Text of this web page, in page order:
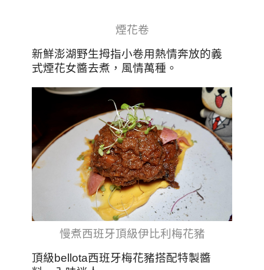
煙花卷
新鮮澎湖野生拇指小卷用熱情奔放的義
式煙花女醬去煮，風情萬種。
慢煮西班牙頂級伊比利梅花豬
頂級bellota西班牙梅花豬搭配特製醬